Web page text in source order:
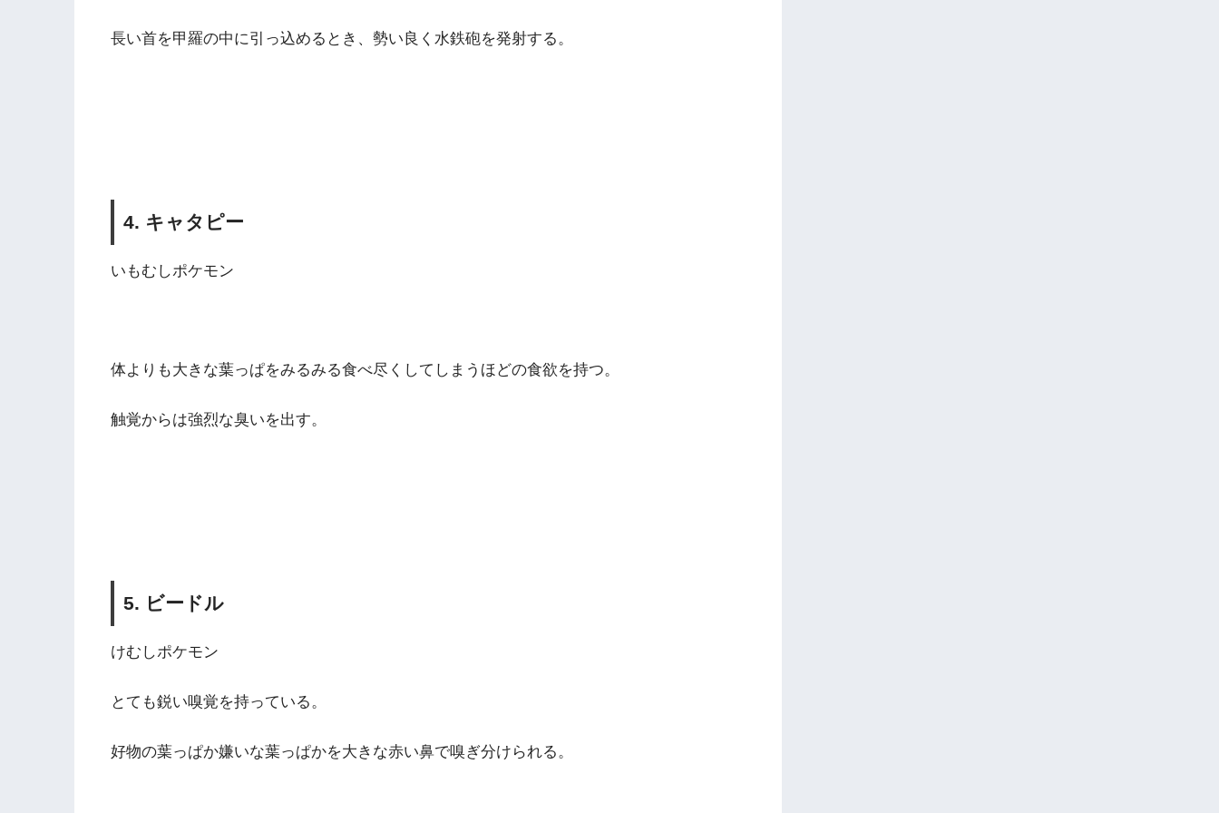
長い首を甲羅の中に引っ込めるとき、勢い良く水鉄砲を発射する。
4. キャタピー
いもむしポケモン
体よりも大きな葉っぱをみるみる食べ尽くしてしまうほどの食欲を持つ。
触覚からは強烈な臭いを出す。
5. ビードル
けむしポケモン
とても鋭い嗅覚を持っている。
好物の葉っぱか嫌いな葉っぱかを大きな赤い鼻で嗅ぎ分けられる。